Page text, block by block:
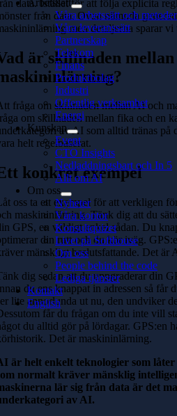
Arbetssätt
Våra arbetssätt och metoder
Våra leveranssätt
Partnerskap
Telekom
Finans
Produktbolag
Industri
Offentlig verksamhet
Energi
Kunskap
Event
CTO Insights
Nedladdningsbart och In 5
Allt om AI
Om oss
Nyheter
Våra kontor
Konsultquizet
Livet på Softhouse
Om oss
People behind the code
Lediga tjänster
Kontakt
English
data. Istället för att följa explicita
från data.Ovan nämnda
men detaljerna sparar vi
är skillnaden
fråga om skillnaden mellan AI och
om skillnaden mellan fika och en
av AI som alltid tränas på
helt regelbaserat.
konkret exempel
oss ta ett exempel för att verkligen
maskininlärning.Tänk dig att du
GPS, en väldigt enkel sådan. Du
din rutt och du kör iväg.
mänskligt beslutsfattande. Det är
dig sedan att du uppgraderar din
du ens knappat in adressen så får
lite annorlunda ut nu, den undviker
får du frågan om du inte vill
du alltid gör på lördagar. GPS:en
Det är maskininlärning.
är helt enkelt teknologier som
normalt kräver mänsklig
lär sig från data är det
av AI.